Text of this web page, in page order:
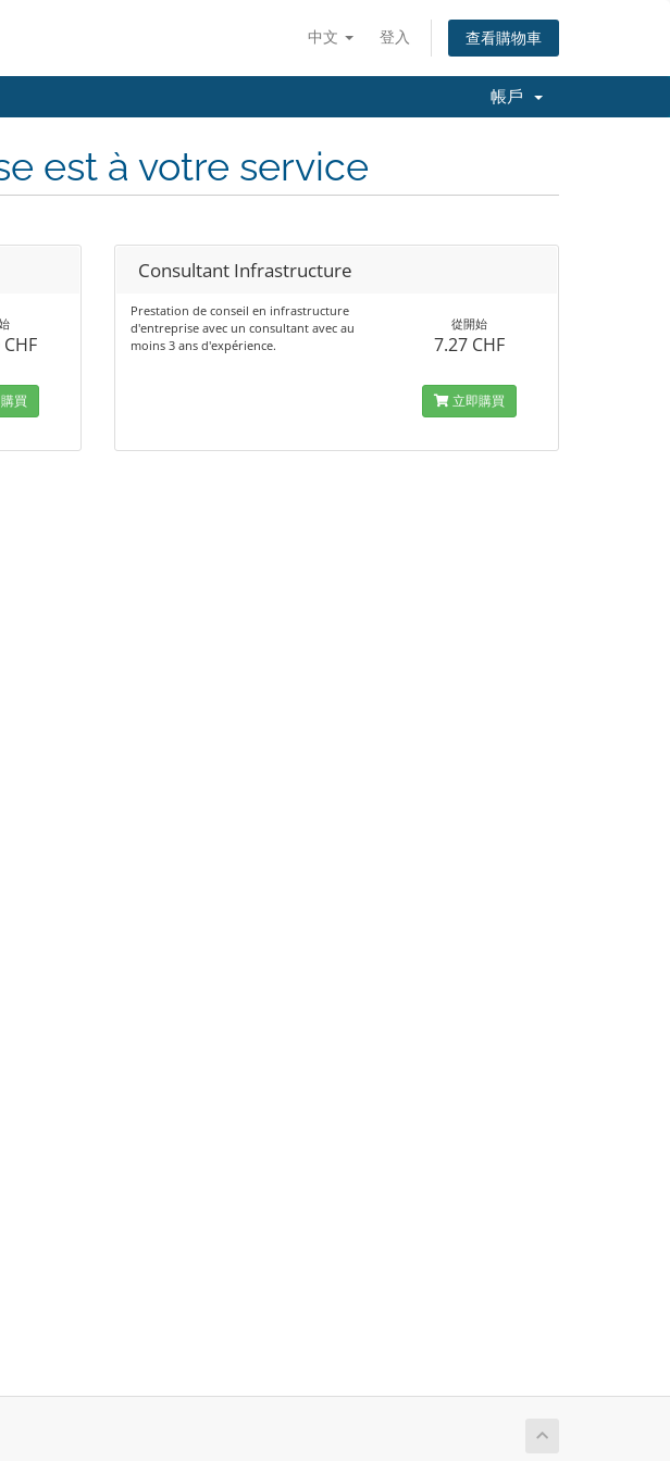
中文 登入 查看購物車
帳戶
est à votre service
買
Consultant Infrastructure
Prestation de conseil en infrastructure
d'entreprise avec un consultant avec au
moins 3 ans d'expérience.
從開始
7.27 CHF
立即購買